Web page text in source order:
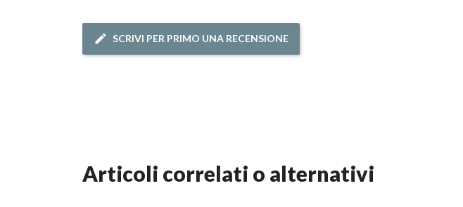
SCRIVI PER PRIMO UNA RECENSIONE
articoli correlati o alternativi